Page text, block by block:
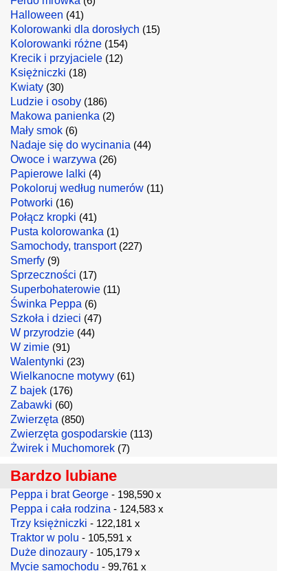
Halloween (41)
Kolorowanki dla dorosłych (15)
Kolorowanki różne (154)
Krecik i przyjaciele (12)
Księżniczki (18)
Kwiaty (30)
Ludzie i osoby (186)
Makowa panienka (2)
Mały smok (6)
Nadaje się do wycinania (44)
Owoce i warzywa (26)
Papierowe lalki (4)
Pokoloruj według numerów (11)
Potworki (16)
Połącz kropki (41)
Pusta kolorowanka (1)
Samochody, transport(227)
Smerfy (9)
Sprzeczności (17)
Superbohaterowie (11)
Świnka Peppa (6)
Szkoła i dzieci (47)
W przyrodzie (44)
W zimie (91)
Walentynki (23)
Wielkanocne motywy (61)
Z bajek (176)
Zabawki (60)
Zwierzęta (850)
Zwierzęta gospodarskie (113)
Żwirek i Muchomorek (7)
Bardzo lubiane
Peppa i brat George - 198,590 x
Peppa i cała rodzina - 124,583 x
Trzy księżniczki - 122,181 x
Traktor w polu - 105,591 x
Duże dinozaury - 105,179 x
Mycie samochodu - 99,761 x